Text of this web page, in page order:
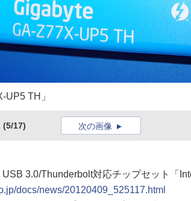
UP5 TH」
(5/17) 次の画像
USB 3.0/Thunderbolt対応チップセット「
docs/news/20120409_525117.html